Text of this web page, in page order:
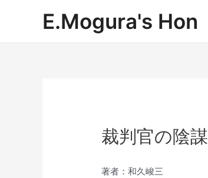
E.Mogura's Hon
裁判官の陰謀
著者：和久峻三